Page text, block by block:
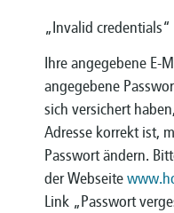
„Invalid credentials“
Ihre angegebene E-
angegebene
sich versichert
Adresse korrekt ist,
Passwort ändern.
der Webseite
Link „Passwort